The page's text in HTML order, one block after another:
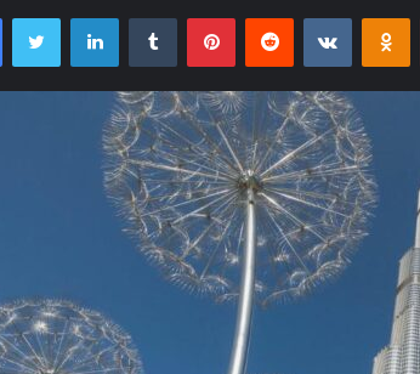
FacebookTwitter LinkedInTumblr PinterestReddit